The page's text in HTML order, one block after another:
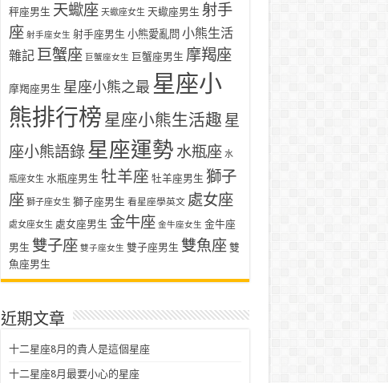
秤座男生 天蠍座 天蠍座女生 天蠍座男生 射手
座 射手座女生 射手座男生 小熊愛亂問 小熊生活
雜記 巨蟹座 巨蟹座女生 巨蟹座男生 摩羯座
摩羯座男生 星座小熊之最 星座小
熊排行榜 星座小熊生活趣 星
座小熊語錄星座運勢 水瓶座 水
瓶座女生 水瓶座男生 牡羊座 牡羊座男生 獅子
座 獅子座女生 獅子座男生 看星座學英文 處女座
處女座女生 處女座男生 金牛座 金牛座女生 金牛座
男生 雙子座 雙子座女生 雙子座男生 雙魚座 雙
魚座男生
近期文章
十二星座8月的貴人是這個星座
十二星座8月最要小心的星座